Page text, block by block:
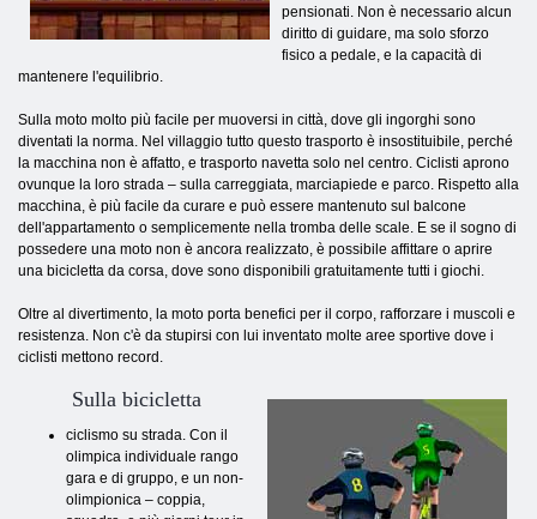
pensionati. Non è necessario alcun
diritto di guidare, ma solo sforzo
fisico a pedale, e la capacità di
mantenere l'equilibrio.
Sulla moto molto più facile per muoversi in città, dove gli ingorghi sono
diventati la norma. Nel villaggio tutto questo trasporto è insostituibile, perché
la macchina non è affatto, e trasporto navetta solo nel centro. Ciclisti aprono
ovunque la loro strada – sulla carreggiata, marciapiede e parco. Rispetto alla
macchina, è più facile da curare e può essere mantenuto sul balcone
dell'appartamento o semplicemente nella tromba delle scale. E se il sogno di
possedere una moto non è ancora realizzato, è possibile affittare o aprire
una bicicletta da corsa, dove sono disponibili gratuitamente tutti i giochi.
Oltre al divertimento, la moto porta benefici per il corpo, rafforzare i muscoli e
resistenza. Non c'è da stupirsi con lui inventato molte aree sportive dove i
ciclisti mettono record.
Sulla bicicletta
ciclismo su strada. Con il
olimpica individuale rango
gara e di gruppo, e un non-
olimpionica – coppia,